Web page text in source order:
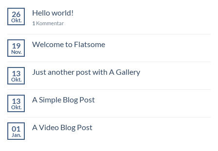
26
Okt.
Hello world!
1 Kommentar
19
Nov.
Welcome to Flatsome
13
Okt.
Just another post with A Gallery
13
Okt.
A Simple Blog Post
01
Jan.
A Video Blog Post